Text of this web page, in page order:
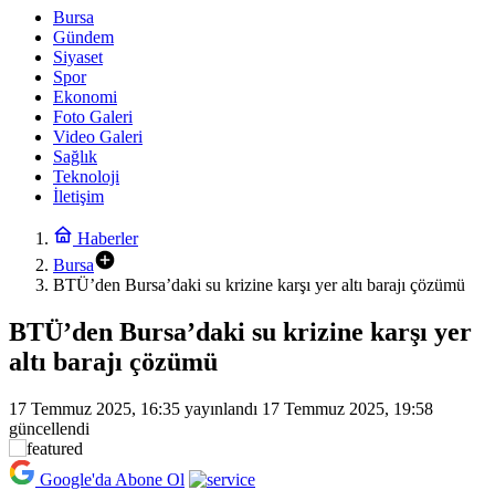
Bursa
Gündem
Siyaset
Spor
Ekonomi
Foto Galeri
Video Galeri
Sağlık
Teknoloji
İletişim
Haberler
Bursa
BTÜ’den Bursa’daki su krizine karşı yer altı barajı çözümü
BTÜ’den Bursa’daki su krizine karşı yer
altı barajı çözümü
17 Temmuz 2025, 16:35 yayınlandı 17 Temmuz 2025, 19:58
güncellendi
Google'da Abone Ol